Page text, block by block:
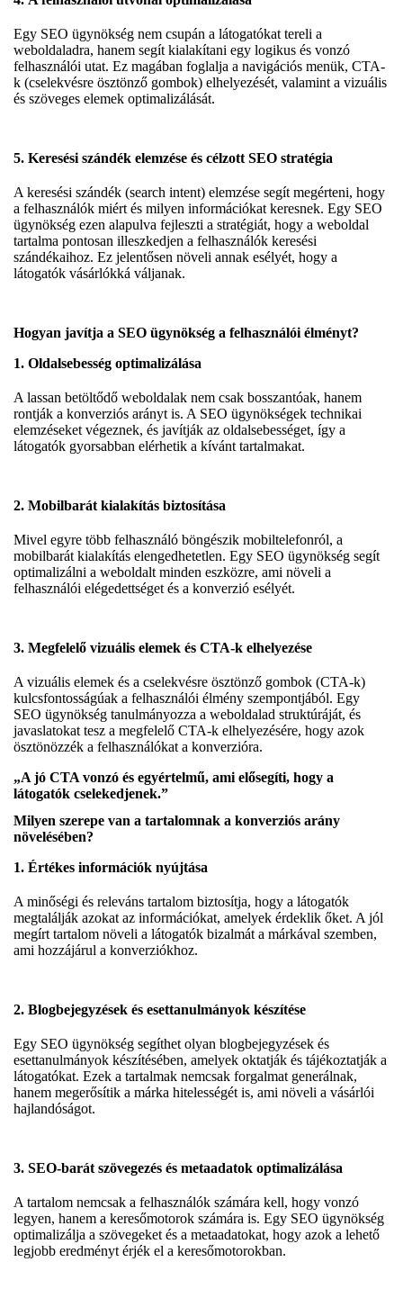
Egy SEO ügynökség nem csupán a látogatókat tereli a
weboldaladra, hanem segít kialakítani egy logikus és vonzó
felhasználói utat. Ez magában foglalja a navigációs menük, CTA-
k (cselekvésre ösztönző gombok) elhelyezését, valamint a vizuális
és szöveges elemek optimalizálását.
5. Keresési szándék elemzése és célzott SEO stratégia
A keresési szándék (search intent) elemzése segít megérteni, hogy
a felhasználók miért és milyen információkat keresnek. Egy SEO
ügynökség ezen alapulva fejleszti a stratégiát, hogy a weboldal
tartalma pontosan illeszkedjen a felhasználók keresési
szándékaihoz. Ez jelentősen növeli annak esélyét, hogy a
látogatók vásárlókká váljanak.
Hogyan javítja a SEO ügynökség a felhasználói élményt?
1. Oldalsebesség optimalizálása
A lassan betöltődő weboldalak nem csak bosszantóak, hanem
rontják a konverziós arányt is. A SEO ügynökségek technikai
elemzéseket végeznek, és javítják az oldalsebességet, így a
látogatók gyorsabban elérhetik a kívánt tartalmakat.
2. Mobilbarát kialakítás biztosítása
Mivel egyre több felhasználó böngészik mobiltelefonról, a
mobilbarát kialakítás elengedhetetlen. Egy SEO ügynökség segít
optimalizálni a weboldalt minden eszközre, ami növeli a
felhasználói elégedettséget és a konverzió esélyét.
3. Megfelelő vizuális elemek és CTA-k elhelyezése
A vizuális elemek és a cselekvésre ösztönző gombok (CTA-k)
kulcsfontosságúak a felhasználói élmény szempontjából. Egy
SEO ügynökség tanulmányozza a weboldalad struktúráját, és
javaslatokat tesz a megfelelő CTA-k elhelyezésére, hogy azok
ösztönözzék a felhasználókat a konverzióra.
„A jó CTA vonzó és egyértelmű, ami elősegíti, hogy a
látogatók cselekedjenek.”
Milyen szerepe van a tartalomnak a konverziós arány
növelésében?
1. Értékes információk nyújtása
A minőségi és releváns tartalom biztosítja, hogy a látogatók
megtalálják azokat az információkat, amelyek érdeklik őket. A jól
megírt tartalom növeli a látogatók bizalmát a márkával szemben,
ami hozzájárul a konverziókhoz.
2. Blogbejegyzések és esettanulmányok készítése
Egy SEO ügynökség segíthet olyan blogbejegyzések és
esettanulmányok készítésében, amelyek oktatják és tájékoztatják a
látogatókat. Ezek a tartalmak nemcsak forgalmat generálnak,
hanem megerősítik a márka hitelességét is, ami növeli a vásárlói
hajlandóságot.
3. SEO-barát szövegezés és metaadatok optimalizálása
A tartalom nemcsak a felhasználók számára kell, hogy vonzó
legyen, hanem a keresőmotorok számára is. Egy SEO ügynökség
optimalizálja a szövegeket és a metaadatokat, hogy azok a lehető
legjobb eredményt érjék el a keresőmotorokban.